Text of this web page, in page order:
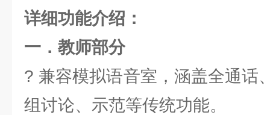
详细功能介绍：
一．教师部分
? 兼容模拟语音室，涵盖全通话
组讨论、示范等传统功能。